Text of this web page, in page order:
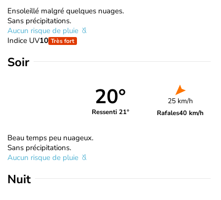
Ensoleillé malgré quelques nuages.
Sans précipitations.
Aucun risque de pluie
Indice UV10 Très fort
Soir
20°
Ressenti 21°
25 km/h
Rafales40 km/h
Beau temps peu nuageux.
Sans précipitations.
Aucun risque de pluie
Nuit